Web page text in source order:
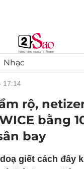
Nhạc
17:14
rộ,
bằng
bay
giết cách đây